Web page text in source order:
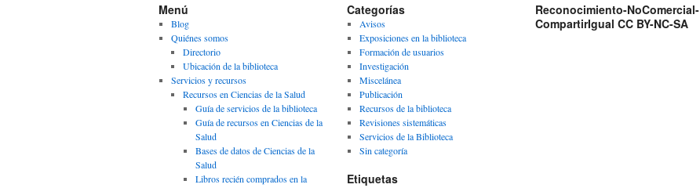
Menú
Blog
Quiénes somos
Directorio
Ubicación de la biblioteca
Servicios y recursos
Recursos en Ciencias de la Salud
Guía de servicios de la biblioteca
Guía de recursos en Ciencias de la
Salud
Bases de datos de Ciencias de la
Salud
Libros recién comprados en la
Categorías
Avisos
Exposiciones en la biblioteca
Formación de usuarios
Investigación
Miscelánea
Publicación
Recursos de la biblioteca
Revisiones sistemáticas
Servicios de la Biblioteca
Sin categoría
Etiquetas
Reconocimiento-NoComercial-
CompartirIgual CC BY-NC-SA